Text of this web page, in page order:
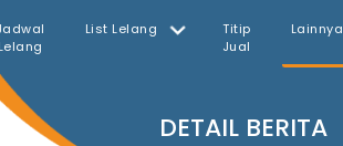
Lelang
List Lelang
Titip
Jual
Lainnya
DETAIL BERITA